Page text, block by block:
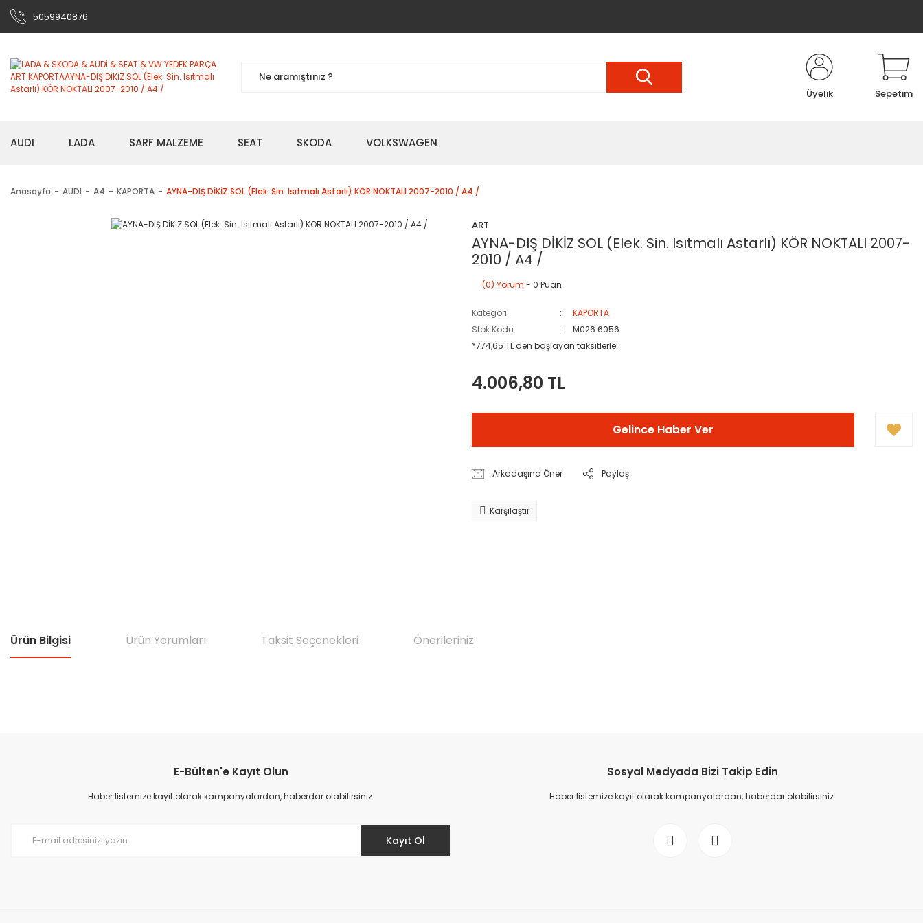
5059940876
Üyelik Sepetim
AUDI LADA SARF MALZEME SEAT SKODA VOLKSWAGEN
Anasayfa AUDI A4 KAPORTA AYNA-DIŞ DİKİZ SOL (Elek. Sin. Isıtmalı Astarlı) KÖR NOKTALI 2007-2010 / A4 /
ART
AYNA-DIŞ DİKİZ SOL (Elek. Sin. Isıtmalı Astarlı) KÖR NOKTALI 2007-
2010 / A4 /
(0) Yorum - 0 Puan
Kategori
KAPORTA
Stok Kodu
M026.6056
*774,65 TL den başlayan taksitlerle!
4.006,80 TL
Gelince Haber Ver
Arkadaşına Öner Paylaş
Karşılaştır
Ürün Bilgisi Ürün Yorumları Taksit Seçenekleri Önerileriniz
Ürün resmi kalitesiz, bozuk veya görüntülenemiyor.
Ürün açıklamasında eksik bilgiler bulunuyor.
E-Bülten'e Kayıt Olun
Haber listemize kayıt olarak kampanyalardan, haberdar olabilirsiniz.
Kayıt Ol
Sosyal Medyada Bizi Takip Edin
Haber listemize kayıt olarak kampanyalardan, haberdar olabilirsiniz.